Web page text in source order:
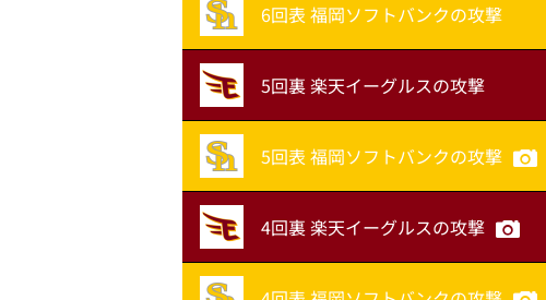
6回表 福岡ソフトバンクの攻撃
5回裏 楽天イーグルスの攻撃
5回表 福岡ソフトバンクの攻撃
4回裏 楽天イーグルスの攻撃